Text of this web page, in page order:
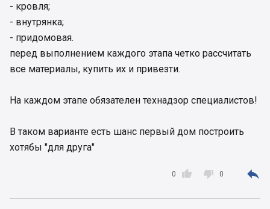
- кровля;
- внутрянка;
- придомовая.
перед выполнением каждого этапа четко рассчитать
все материалы, купить их и привезти.
На каждом этапе обязателен технадзор специалистов!
В таком варианте есть шанс первый дом построить
хотябы "для друга"

0  0 